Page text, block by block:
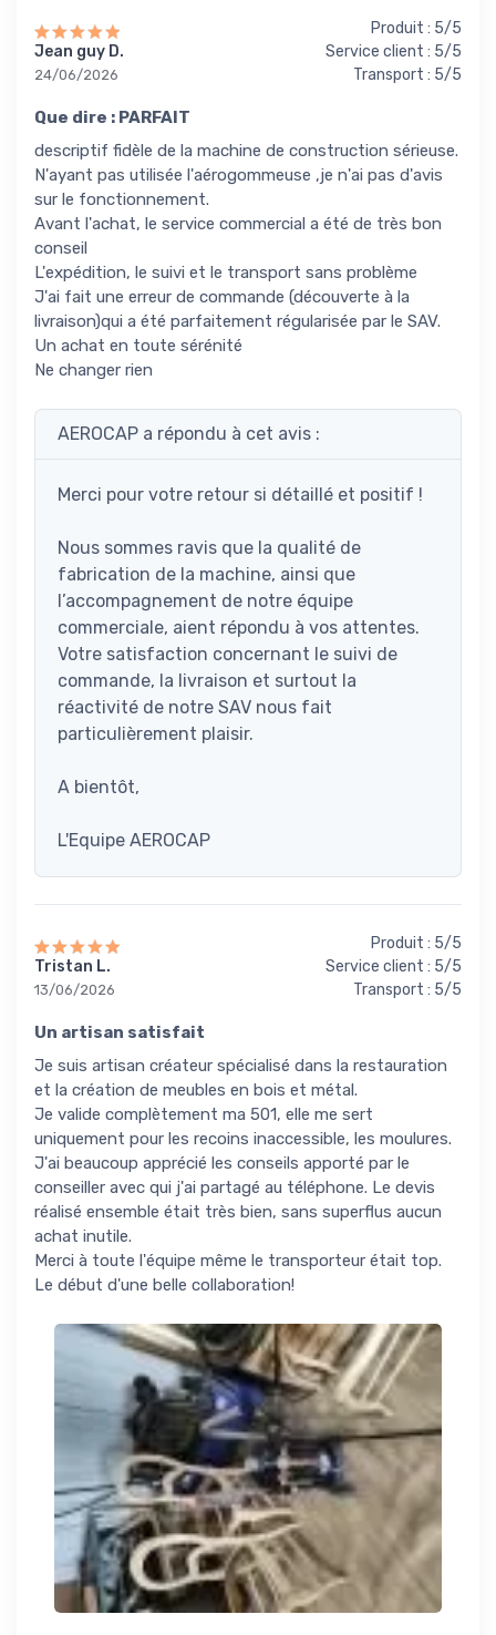
Jean guy D.
24/06/2026
Produit : 5/5
Service client : 5/5
Transport : 5/5
Que dire : PARFAIT
descriptif fidèle de la machine de construction sérieuse.
N'ayant pas utilisée l'aérogommeuse ,je n'ai pas d'avis
sur le fonctionnement.
Avant l'achat, le service commercial a été de très bon
conseil
L'expédition, le suivi et le transport sans problème
J'ai fait une erreur de commande (découverte à la
livraison)qui a été parfaitement régularisée par le SAV.
Un achat en toute sérénité
Ne changer rien
AEROCAP a répondu à cet avis :
Merci pour votre retour si détaillé et positif !
Nous sommes ravis que la qualité de
fabrication de la machine, ainsi que
l’accompagnement de notre équipe
commerciale, aient répondu à vos attentes.
Votre satisfaction concernant le suivi de
commande, la livraison et surtout la
réactivité de notre SAV nous fait
particulièrement plaisir.
A bientôt,
L'Equipe AEROCAP
Tristan L.
13/06/2026
Produit : 5/5
Service client : 5/5
Transport : 5/5
Un artisan satisfait
Je suis artisan créateur spécialisé dans la restauration
et la création de meubles en bois et métal.
Je valide complètement ma 501, elle me sert
uniquement pour les recoins inaccessible, les moulures.
J'ai beaucoup apprécié les conseils apporté par le
conseiller avec qui j'ai partagé au téléphone. Le devis
réalisé ensemble était très bien, sans superflus aucun
achat inutile.
Merci à toute l'équipe même le transporteur était top.
Le début d'une belle collaboration!